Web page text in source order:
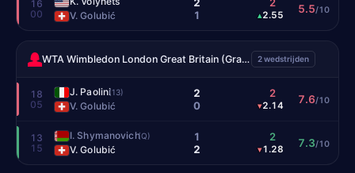
16
00
V. Golubić
1
▴2.55 5.5/10
WTA Wimbledon London Great Britain (Grass) 2 wedstrijden
18
05
J. Paolini(13)
V. Golubić
2
0
2
▾2.14 7.6/10
13
15
I. Shymanovich(Q)
V. Golubić
1
2
2
▾1.28 7.3/10